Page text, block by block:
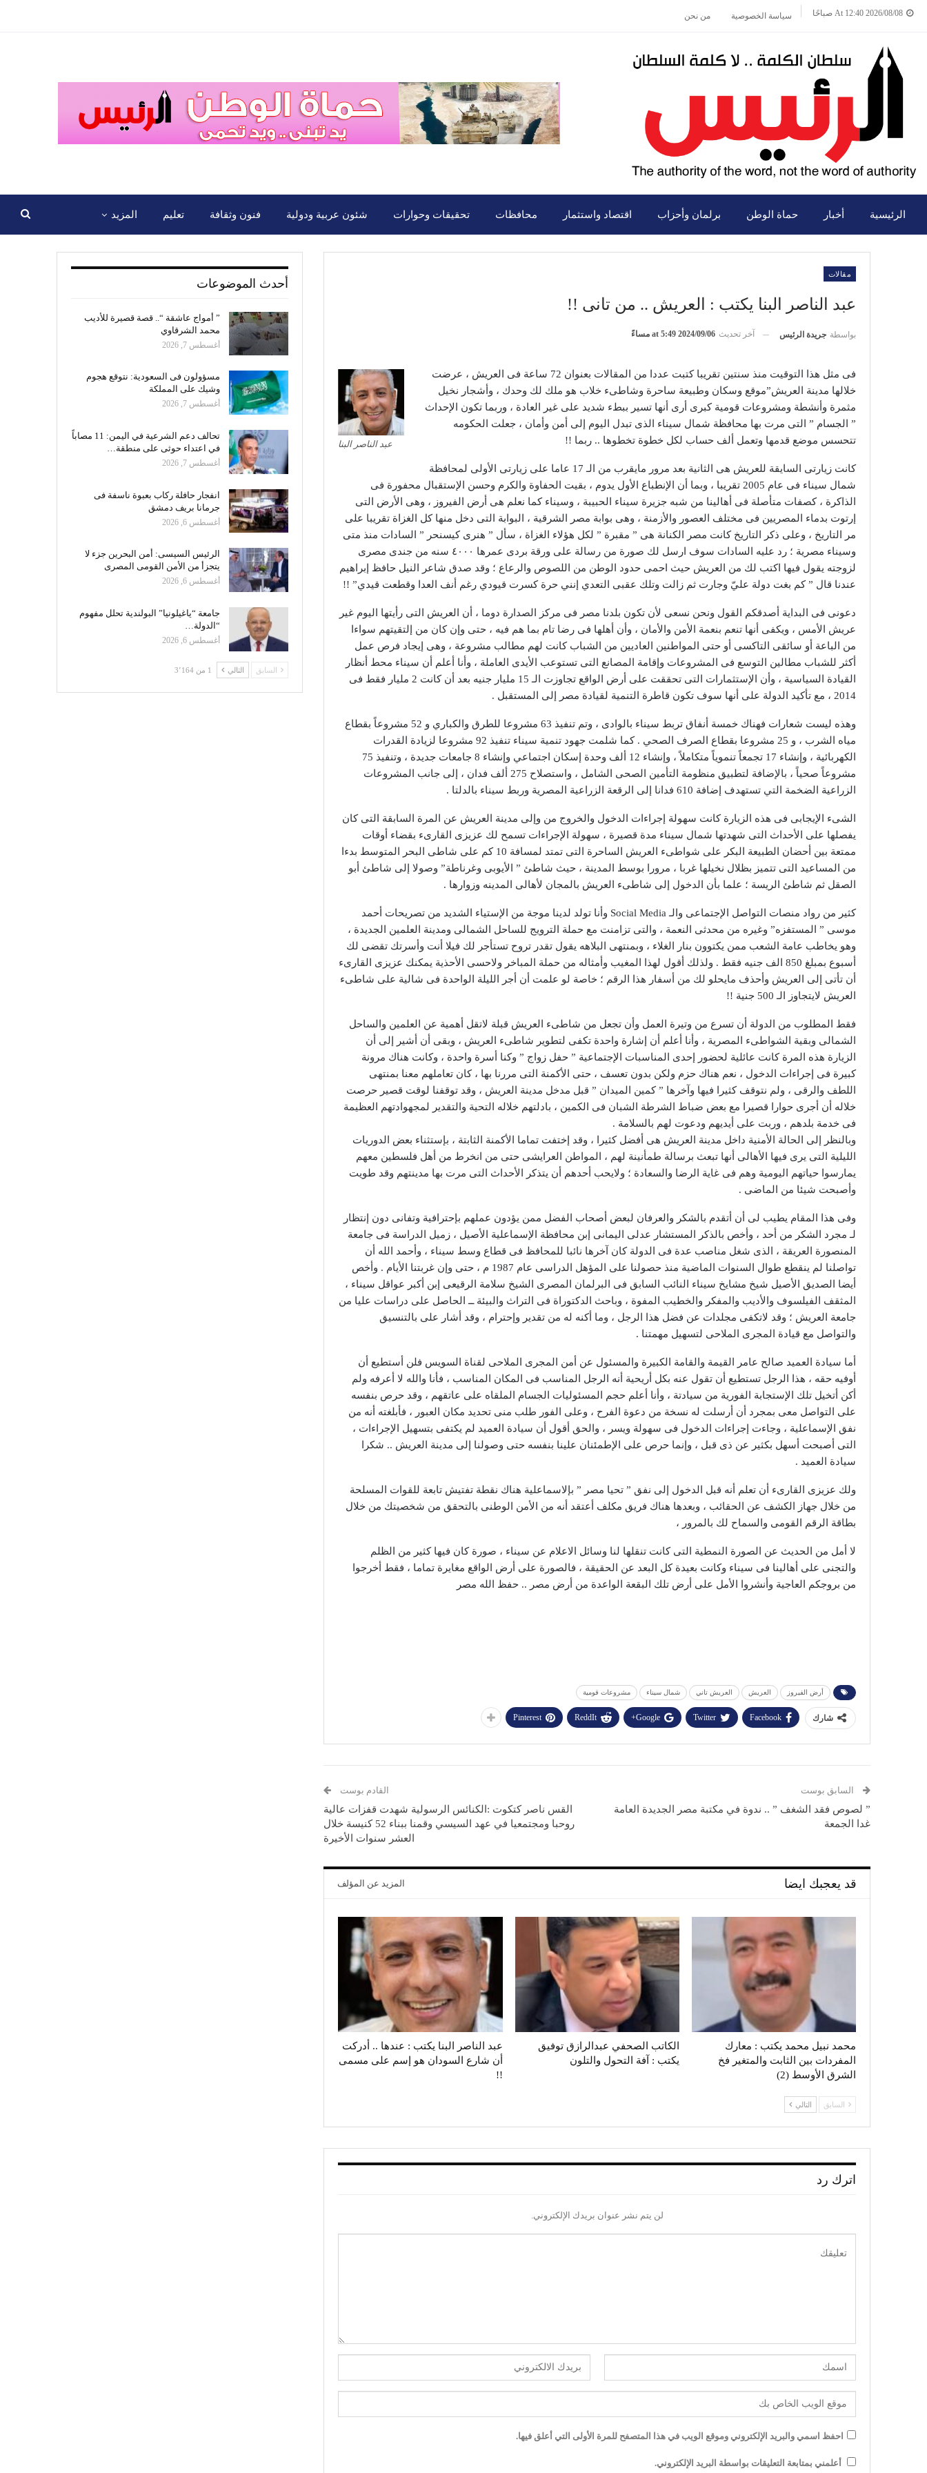
2026/08/08 At 12:40 صباحًا سياسة الخصوصية من نحن
الرئيسية أخبار حماة الوطن برلمان وأحزاب اقتصاد واستثمار محافظات تحقيقات وحوارات شئون عربية ودولية فنون وثقافة تعليم المزيد
مقالات
عبد الناصر البنا يكتب : العريش .. من تانى !!
بواسطة جريدة الرئيس آخر تحديث 2024/09/06 at 5:49 مساءً
عبد الناصر البنا
فى مثل هذا التوقيت منذ سنتين تقريبا كتبت عددا من المقالات بعنوان 72 ساعة فى العريش ، عرضت
خلالها مدينة العريش”موقع وسكان وطبيعة ساحرة وشاطىء خلاب هو ملك لك وحدك ، وأشجار نخيل
مثمرة وأنشطة ومشروعات قومية كبرى أرى أنها تسير ببطء شديد على غير العادة ، وربما تكون الإحداث
” الجسام ” التى مرت بها محافظة شمال سيناء الذى تبدل اليوم إلى أمن وأمان ، جعلت الحكومه
تتحسس موضع قدمها وتعمل ألف حساب لكل خطوة تخطوها .. ربما !!
كانت زيارتى السايقة للعريش هى الثانية بعد مرور مايقرب من الـ 17 عاما على زيارتى الأولى لمحافظة
شمال سيناء فى عام 2005 تقريبا ، وبما أن الإنطباع الأول يدوم ، بقيت الحفاوة والكرم وحسن الإستقبال محفورة فى
الذاكرة ، كصفات متأصلة فى أهالينا من شبه جزيرة سيناء الحبيبة ، وسيناء كما نعلم هى أرض الفيروز ، وهى الأرض التى
إرتوت بدماء المصريين فى مختلف العصور والأزمنة ، وهى بوابة مصر الشرقية ، البوابة التى دخل منها كل الغزاة تقريبا على
مر التاريخ ، وعلى ذكر التاريخ كانت مصر الكنانة هى ” مقبرة ” لكل هؤلاء الغزاة ، سأل ” هنرى كيسنحر ” السادات منذ متى
وسيناء مصرية ؛ رد عليه السادات سوف ارسل لك صورة من رسالة على ورقة بردى عمرها ٤٠٠٠ سنه من جندى مصرى
لزوجته يقول فيها اكتب لك من العريش حيث احمى حدود الوطن من اللصوص والرعاع ؛ وقد صدق شاعر النيل حافظ إبراهيم
عندنا قال ” كم بغت دولة عليّ وجارت ثم زالت وتلك عقبى التعدي إنني حرة كسرت قيودي رغم أنف العدا وقطعت قيدي” !!
دعونى فى البداية أصدقكم القول ونحن نسعى لأن تكون بلدنا مصر فى مركز الصدارة دوما ، أن العريش التى رأيتها اليوم غير
عريش الأمس ، ويكفى أنها تنعم بنعمة الأمن والأمان ، وأن أهلها فى رضا تام بما هم فيه ، حتى وإن كان من إلتقيتهم سواءا
من الباعة أو سائقى التاكسى أو حتى المواطنين العاديين من الشباب كانت لهم مطالب مشروعة ، وهى إيجاد فرص عمل
أكثر للشباب مطالين التوسع فى المشروعات وإقامة المصانع التى تستوعب الأيدى العاملة ، وأنا أعلم أن سيناء محط أنظار
القيادة السياسية ، وأن الإستثمارات التى تحققت على أرض الواقع تجاوزت الـ 15 مليار جنيه بعد أن كانت 2 مليار فقط فى
2014 ، مع تأكيد الدولة على أنها سوف تكون قاطرة التنمية لقيادة مصر إلى المستقبل .
وهذه ليست شعارات فهناك خمسة أنفاق تربط سيناء بالوادى ، وتم تنفيذ 63 مشروعا للطرق والكباري و 52 مشروعاً بقطاع
مياه الشرب ، و 25 مشروعا بقطاع الصرف الصحي . كما شلمت جهود تنمية سيناء تنفيذ 92 مشروعا لزيادة القدرات
الكهربائية ، وإنشاء 17 تجمعاً تنموياً متكاملاً ، وإنشاء 12 ألف وحدة إسكان اجتماعي وإنشاء 8 جامعات جديدة ، وتنفيذ 75
مشروعاً صحياً ، بالإضافة لتطبيق منظومة التأمين الصحى الشامل ، واستصلاح 275 ألف فدان ، إلى جانب المشروعات
الزراعية الضخمة التي تستهدف إضافة 610 فدانا إلى الرقعة الزراعية المصرية وربط سيناء بالدلتا .
الشىء الإيجابى فى هذه الزيارة كانت سهولة إجراءات الدخول والخروج من وإلى مدينة العريش عن المرة السابقة التى كان
يفصلها على الأحداث التى شهدتها شمال سيناء مدة قصيرة ، سهولة الإجراءات تسمح لك عزيزى القارىء بقضاء أوقات
ممتعة بين أحضان الطبيعة البكر على شواطىء العريش الساحرة التى تمتد لمسافة 10 كم على شاطى البحر المتوسط بدءا
من المساعيد التى تتميز بظلال نخيلها غربا ، مرورا بوسط المدينة ، حيث شاطئ ” الأيوبى وغرناطة” وصولا إلى شاطئ أبو
الصقل ثم شاطئ الريسة ؛ علما بأن الدخول إلى شاطىء العريش بالمجان لأهالى المدينه وزوارها .
كثير من رواد منصات التواصل الإجتماعى والـ Social Media وأنا تولد لدينا موجة من الإستياء الشديد من تصريحات أحمد
موسى ” المستفزه” وغيره من محدثى النعمة ، والتى تزامنت مع حملة الترويج للساحل الشمالى ومدينة العلمين الجديدة ،
وهو يخاطب عامة الشعب ممن يكتوون بنار الغلاء ، وبمنتهى البلاهه يقول تقدر تروح تستأجر لك فيلا أنت وأسرتك تقضى لك
أسبوع بمبلغ 850 الف جنيه فقط . ولذلك أقول لهذا المغيب وأمثاله من حملة المباخر ولاحسى الأحذية يمكنك عزيزى القارىء
أن تأتى إلى العريش وأحذف مايحلو لك من أسفار هذا الرقم ؛ خاصة لو علمت أن أجر الليلة الواحدة فى شالية على شاطىء
العريش لايتجاوز الـ 500 جنية !!
فقط المطلوب من الدولة أن تسرع من وتيرة العمل وأن تجعل من شاطىء العريش قبلة لاتقل أهمية عن العلمين والساحل
الشمالى وبقية الشواطىء المصرية ، وأنا أعلم أن إشارة واحدة تكفى لتطوير شاطىء العريش ، وبقى أن أشير إلى أن
الزيارة هذه المرة كانت عائلية لحضور إحدى المناسبات الإجتماعية ” حفل زواج ” وكنا أسرة واحدة ، وكانت هناك مرونة
كبيرة فى إجراءات الدخول ، نعم هناك حزم ولكن بدون تعسف ، حتى الأكمنة التى مررنا بها ، كان تعاملهم معنا بمنتهى
اللطف والرقى ، ولم نتوقف كثيرا فيها وآخرها ” كمين الميدان ” قبل مدخل مدينة العريش ، وقد توقفنا لوقت قصير حرصت
خلاله أن أجرى حوارا قصيرا مع بعض ضباط الشرطة الشبان فى الكمين ، بادلتهم خلاله التحية والتقدير لمجهوادتهم العظيمة
فى خدمة بلدهم ، وربت على أيديهم ودعوت لهم بالسلامة .
وبالنظر إلى الحالة الأمنية داخل مدينة العريش هى أفضل كثيرا ، وقد إختفت تماما الأكمنة الثابتة ، بإستثناء بعض الدوريات
الليلية التى يرى فيها الأهالى أنها تبعث برسالة طمأنينة لهم ، المواطن العرايشى حتى من انخرط من أهل فلسطين معهم
يمارسوا حياتهم اليومية وهم فى غاية الرضا والسعادة ؛ ولايحب أحدهم أن يتذكر الأحداث التى مرت بها مدينتهم وقد طويت
وأصبحت شيئا من الماضى .
وفى هذا المقام يطيب لى أن أتقدم بالشكر والعرفان لبعض أصحاب الفضل ممن يؤدون عملهم بإحترافية وتفانى دون إنتظار
لـ مجرد الشكر من أحد ، وأخص بالذكر المستشار عدلى اليمانى إبن محافظة الإسماعلية الأصيل ، زميل الدراسة فى جامعة
المنصورة العريقة ، الذى شغل مناصب عدة فى الدولة كان آخرها نائبا للمحافظ فى قطاع وسط سيناء ، وأحمد الله أن
تواصلنا لم ينقطع طوال السنوات الماضية منذ حصولنا على المؤهل الدراسى عام 1987 م ، حتى وإن غربتنا الأيام . وأخص
أيضا الصديق الأصيل شيخ مشايخ سيناء النائب السابق فى البرلمان المصرى الشيخ سلامة الرقيعى إبن أكبر عواقل سيناء ،
المثقف الفيلسوف والأديب والمفكر والخطيب المفوة ، وباحث الدكتوراة فى التراث والبيئة ــ الحاصل على دراسات عليا من
جامعة العريش ؛ وقد لاتكفى مجلدات عن فضل هذا الرجل ، وما أكنه له من تقدير وإحترام ، وقد أشار على بالتنسيق
والتواصل مع قيادة المجرى الملاحى لتسهيل مهمتنا .
أما سيادة العميد صالح عامر القيمة والقامة الكبيرة والمسئول عن أمن المجرى الملاحى لقناة السويس فلن أستطيع أن
أوفيه حقه ، هذا الرجل تستطيع أن تقول عنه بكل أريحية أنه الرجل المناسب فى المكان المناسب ، فأنا والله لا أعرفه ولم
أكن أتخيل تلك الإستجابة الفورية من سيادتة ، وأنا أعلم حجم المسئوليات الجسام الملقاه على عاتقهم ، وقد حرص بنفسه
على التواصل معى بمجرد أن أرسلت له نسخة من دعوة الفرح ، وعلى الفور طلب منى تحديد مكان العبور ، فأبلغته أنه من
نفق الإسماعلية ، وجاءت إجراءات الدخول فى سهولة ويسر ، والحق أقول أن سيادة العميد لم يكتفى بتسهيل الإجراءات ،
التى أصبحت أسهل بكثير عن ذى قبل ، وإنما حرص على الإطمئنان علينا بنفسه حتى وصولنا إلى مدينة العريش .. شكرا
سيادة العميد .
ولك عزيزى القارىء أن تعلم أنه قبل الدخول إلى نفق ” تحيا مصر ” بإلاسماعلية هناك نقطة تفتيش تابعة للقوات المسلحة
من خلال جهاز الكشف عن الحقائب ، وبعدها هناك فريق مكلف أعتقد أنه من الأمن الوطنى بالتحقق من شخصيتك من خلال
بطاقة الرقم القومى والسماح لك بالمرور ،
لا أمل من الحديث عن الصورة النمطية التى كانت تنقلها لنا وسائل الاعلام عن سيناء ، صورة كان فيها كثير من الظلم
والتجنى على أهالينا فى سيناء وكانت بعيدة كل البعد عن الحقيقة ، فالصورة على أرض الواقع مغايرة تماما ، فقط أخرجوا
من بروجكم العاجية وأنشروا الأمل على أرض تلك البقعة الواعدة من أرض مصر .. حفظ الله مصر
أرض الفيروز العريش العريش تاني شمال سيناء مشروعات قومية
شارك Facebook
Twitter
Google+
ReddIt
Pinterest
السابق بوست
” لصوص فقد الشغف ” .. ندوة في مكتبة مصر الجديدة العامة
غدا الجمعة
القادم بوست
القس ناصر كتكوت :الكنائس الرسولية شهدت قفزات عالية
روحبا ومجتمعيا في عهد السيسي وقمنا ببناء 52 كنيسة خلال
العشر سنوات الأخيرة
قد يعجبك ايضا المزيد عن المؤلف
محمد نبيل محمد يكتب : معارك
المفردات بين الثابت والمتغير فخ
الشرق الأوسط (2)
الكاتب الصحفي عبدالرازق توفيق
يكتب : آفة التحول والتلون
عبد الناصر البنا يكتب : عندها .. أدركت
أن شارع السودان هو إسم على مسمى
!!
السابق التالي
اترك رد
لن يتم نشر عنوان بريدك الإلكتروني.
احفظ اسمي والبريد الإلكتروني وموقع الويب في هذا المتصفح للمرة الأولى التي أعلق فيها.
أعلمني بمتابعة التعليقات بواسطة البريد الإلكتروني.
أحدث الموضوعات
” أمواج عاشقة “.. قصة قصيرة للأديب
محمد الشرقاوي
أغسطس 7, 2026
مسؤولون فى السعودية: نتوقع هجوم
وشيك على المملكة
أغسطس 7, 2026
تحالف دعم الشرعية في اليمن: 11 مصاباً
في اعتداء حوثى على منطقة…
أغسطس 7, 2026
انفجار حافلة ركاب بعبوة ناسفة فى
جرمانا بريف دمشق
أغسطس 6, 2026
الرئيس السيسى: أمن البحرين جزء لا
يتجزأ من الأمن القومى المصرى
أغسطس 6, 2026
جامعة “ياغيلونيا” البولندية تحلل مفهوم
“الدولة…
أغسطس 6, 2026
السابق التالي 1 من 3٬164